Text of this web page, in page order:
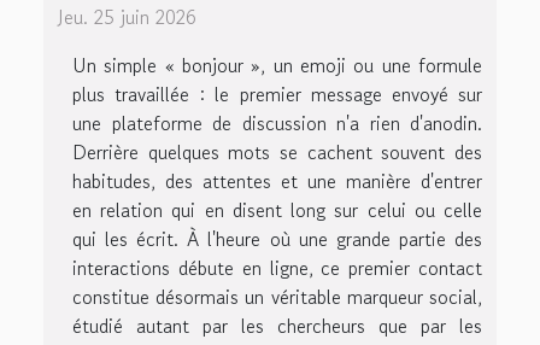
Jeu. 25 juin 2026
Un simple « bonjour », un emoji ou une formule
plus travaillée : le premier message envoyé sur
une plateforme de discussion n'a rien d'anodin.
Derrière quelques mots se cachent souvent des
habitudes, des attentes et une manière d'entrer
en relation qui en disent long sur celui ou celle
qui les écrit. À l'heure où une grande partie des
interactions débute en ligne, ce premier contact
constitue désormais un véritable marqueur social,
étudié autant par les chercheurs que par les